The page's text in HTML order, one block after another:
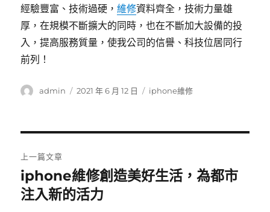
經驗豐富、技術過硬，維修資料齊全，技術力量雄
厚，在規模不斷擴大的同時，也在不斷加大設備的投
入，提高服務質量，使我公司的信譽、科技位居同行
前列！
作
admin
發
2021 年 6 月 12 日
分
iphone維修
章
導
上一篇文章
上
一
iphone維修創造美好生活，為都市
注入新的活力